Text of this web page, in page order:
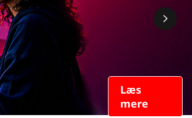
Læs
mere